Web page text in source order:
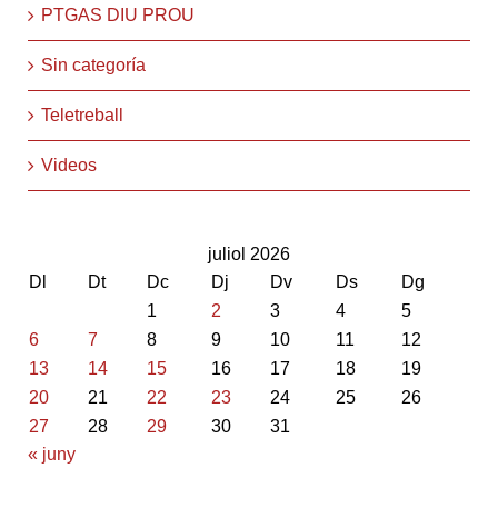
PTGAS DIU PROU
Sin categoría
Teletreball
Videos
juliol 2026
Dl
Dt Dc Dj Dv Ds
Dg
1
2 3 4
5
6
7 8 9 10 11
12
13
14 15 16 17 18
19
20
21 22 23 24 25
26
27
28 29 30
31
« juny